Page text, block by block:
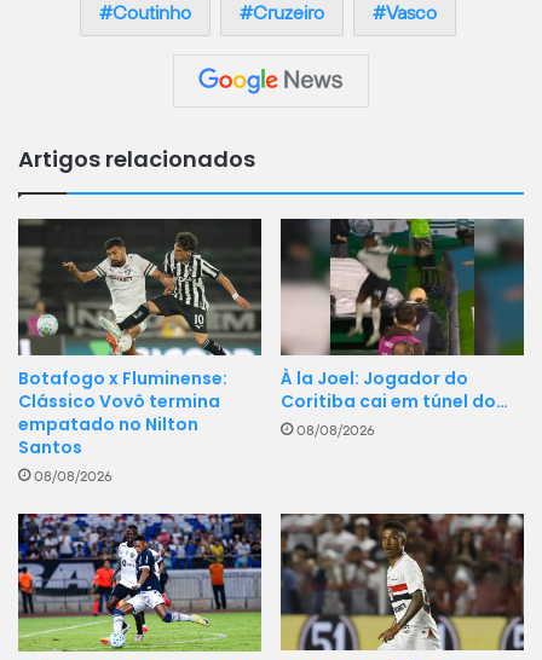
Coutinho Cruzeiro Vasco
Artigos relacionados
Botafogo x Fluminense:
Clássico Vovô termina
empatado no Nilton
Santos
08/08/2026
À la Joel: Jogador do
Coritiba cai em túnel do…
08/08/2026